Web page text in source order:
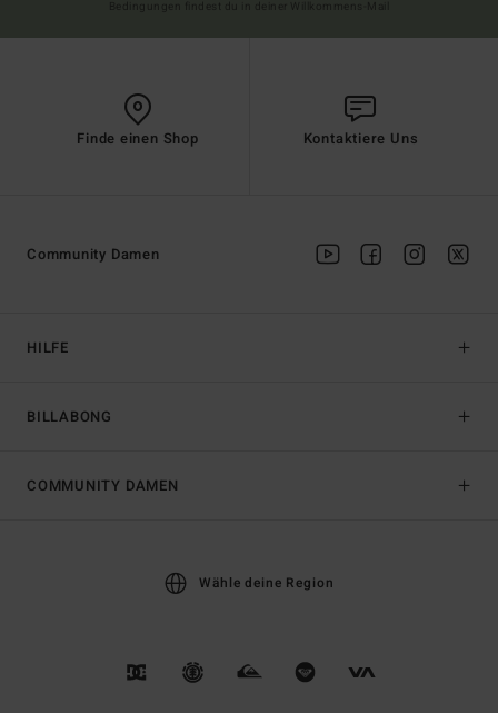
Finde einen Shop Kontaktiere Uns
HILFE
BILLABONG
Community Damen
COMMUNITY DAMEN
Wähle deine Region